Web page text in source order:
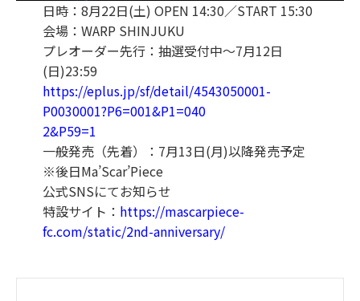
日時：8月22日(土) OPEN 14:30／START 15:30
会場：WARP SHINJUKU
プレオーダー先行：抽選受付中～7月12日
(日)23:59
https://eplus.jp/sf/detail/4543050001-
P0030001?P6=001&P1=040
2&P59=1
一般発売（先着）：7月13日(月)以降発売予定
※後日Ma’Scar’Piece
公式SNSにてお知らせ
特設サイト： https://mascarpiece-
fc.com/static/2nd-anniversary/